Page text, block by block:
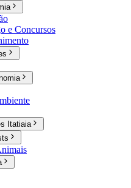
e Concursos
Itatiaia